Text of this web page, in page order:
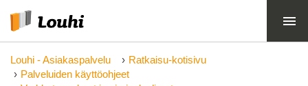
Louhi - Asiakaspalvelu
Ratkaisu-kotisivu
Palveluiden käyttöohjeet